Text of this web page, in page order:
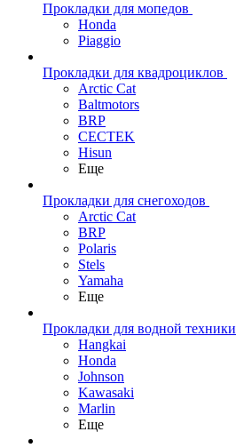
Прокладки для мопедов
Honda
Piaggio
Прокладки для квадроциклов
Arctic Cat
Baltmotors
BRP
CECTEK
Hisun
Еще
Прокладки для снегоходов
Arctic Cat
BRP
Polaris
Stels
Yamaha
Еще
Прокладки для водной техники
Hangkai
Honda
Johnson
Kawasaki
Marlin
Еще